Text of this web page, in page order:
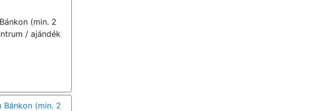
(min. 2
/ ajándék
(min. 2